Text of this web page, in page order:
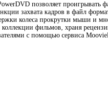
позволяет проигрывать
захвата кадров в файл
колеса прокрутки мыши и
коллекции фильмов, храня
с помощью сервиса